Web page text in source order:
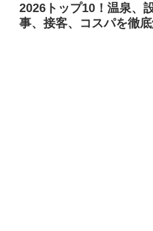
2026トップ10！温泉、
事、接客、コスパを徹底